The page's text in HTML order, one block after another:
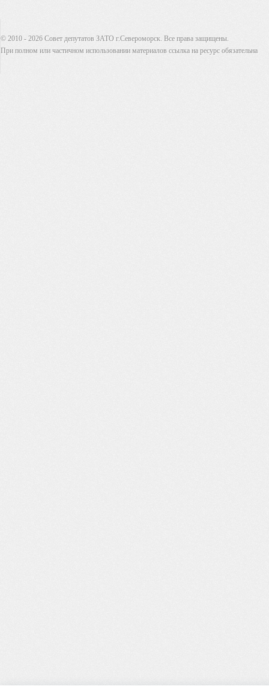
© 2010 - 2026 Совет депутатов ЗАТО г.Североморск. Все права защищены.
При полном или частичном использовании материалов ссылка на ресурс обязательна